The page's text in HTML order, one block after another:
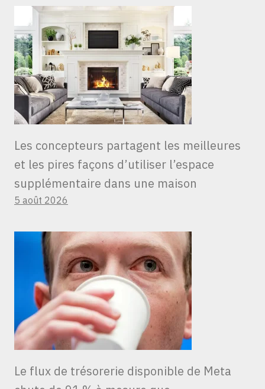
Les concepteurs partagent les meilleures
et les pires façons d’utiliser l’espace
supplémentaire dans une maison
5 août 2026
Le flux de trésorerie disponible de Meta